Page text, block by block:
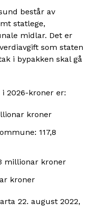
består av
statlege,
midlar. Det er
som staten
i bypakken skal gå
2026-kroner er:
kroner
117,8
millionar kroner
kroner
22. august 2022,